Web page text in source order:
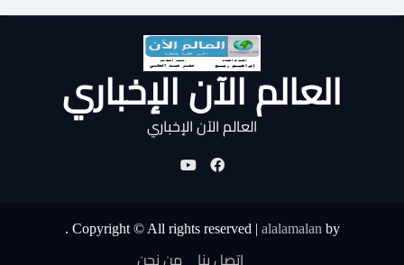
العالم الآن الإخباري
العالم الآن الإخباري
Copyright © All rights reserved | alalamalan by
.
اتصل بنا من نحن